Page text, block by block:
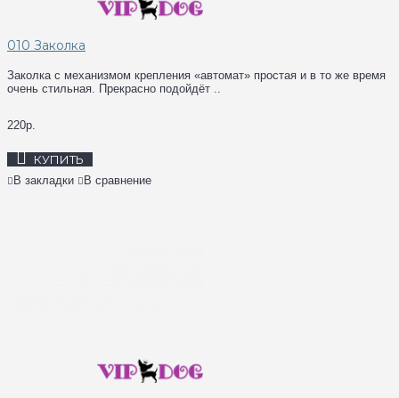
010 Заколка
Заколка с механизмом крепления «автомат» простая и в то же время
очень стильная. Прекрасно подойдёт ..
220р.
КУПИТЬ
В закладки В сравнение